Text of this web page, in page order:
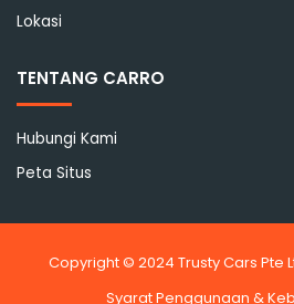
Lokasi
TENTANG CARRO
Hubungi Kami
Peta Situs
Copyright © 2024 Trusty Cars Pte
Syarat Penggunaan &